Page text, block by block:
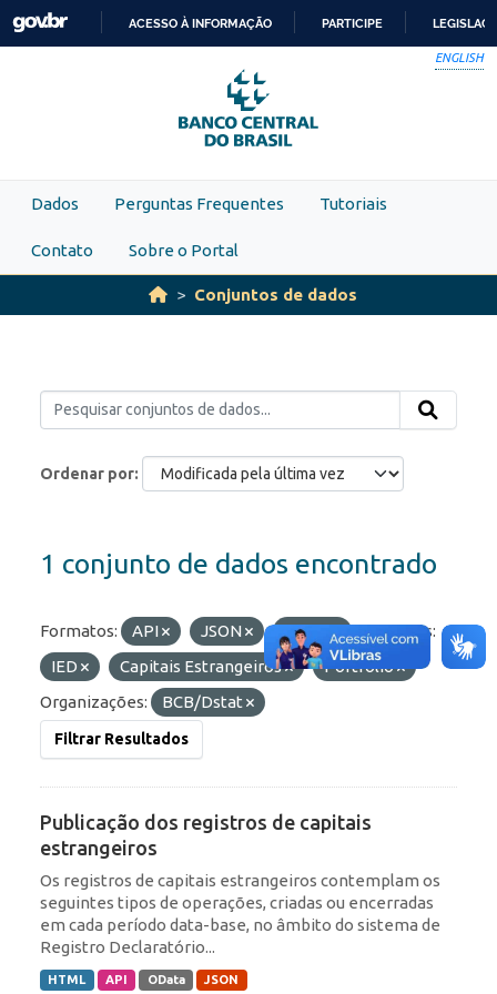
Skip to main content
PARA
O
CONTEÚDO
ACESSO À INFORMAÇÃO PARTICIPE
ENGLISH
Dados Perguntas Frequentes Tutoriais
Contato Sobre o Portal
Conjuntos de dados
Ordenar por
1 conjunto de dados encontrado
Formatos: API JSON HTML
Etiquetas:
IED
Capitais Estrangeiros
Portfólio
Organizações:
BCB/Dstat
Filtrar Resultados
Publicação dos registros de capitais
estrangeiros
Os registros de capitais estrangeiros contemplam os
seguintes tipos de operações, criadas ou encerradas
em cada período data-base, no âmbito do sistema de
Registro Declaratório...
HTML API OData JSON